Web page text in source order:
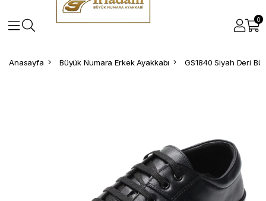
0
Anasayfa Büyük Numara Erkek Ayakkabı